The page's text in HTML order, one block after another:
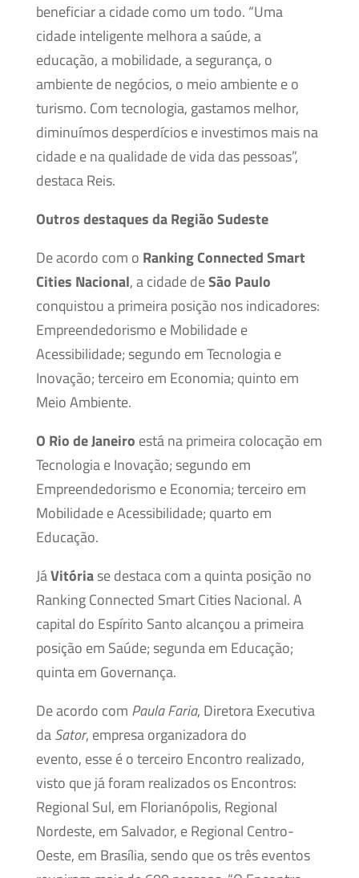
beneficiar a cidade como um todo. “Uma
cidade inteligente melhora a saúde, a
educação, a mobilidade, a segurança, o
ambiente de negócios, o meio ambiente e o
turismo. Com tecnologia, gastamos melhor,
diminuímos desperdícios e investimos mais na
cidade e na qualidade de vida das pessoas”,
destaca Reis.
Outros destaques da Região Sudeste
De acordo com o Ranking Connected Smart
Cities Nacional, a cidade deSão Paulo
conquistou a primeira posição nos indicadores:
Empreendedorismo e Mobilidade e
Acessibilidade; segundo em Tecnologia e
Inovação; terceiro em Economia; quinto em
Meio Ambiente.
O Rio de Janeiro está na primeira colocação em
Tecnologia e Inovação; segundo em
Empreendedorismo e Economia; terceiro em
Mobilidade e Acessibilidade; quarto em
Educação.
JáVitóriase destaca com a quinta posição no
Ranking Connected Smart Cities Nacional. A
capital do Espírito Santo alcançou a primeira
posição em Saúde; segunda em Educação;
quinta em Governança.
De acordo com Paula Faria, Diretora Executiva
daSator, empresa organizadora do
evento, esse é o terceiro Encontro realizado,
visto que já foram realizados os Encontros:
Regional Sul, em Florianópolis, Regional
Nordeste, em Salvador, e Regional Centro-
Oeste, em Brasília, sendo que os três eventos